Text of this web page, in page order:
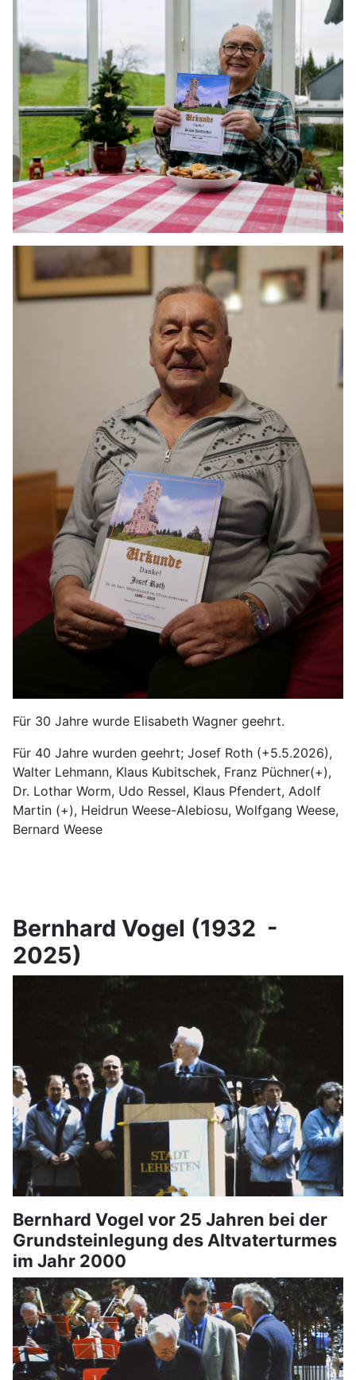
Für 30 Jahre wurde Elisabeth Wagner geehrt.
Für 40 Jahre wurden geehrt; Josef Roth (+5.5.2026),
Walter Lehmann, Klaus Kubitschek, Franz Püchner(+),
Dr. Lothar Worm, Udo Ressel, Klaus Pfendert, Adolf
Martin (+), Heidrun Weese-Alebiosu, Wolfgang Weese,
Bernard Weese
Bernhard Vogel (1932 -
2025)
Bernhard Vogel vor 25 Jahren bei der
Grundsteinlegung des Altvaterturmes
im Jahr 2000